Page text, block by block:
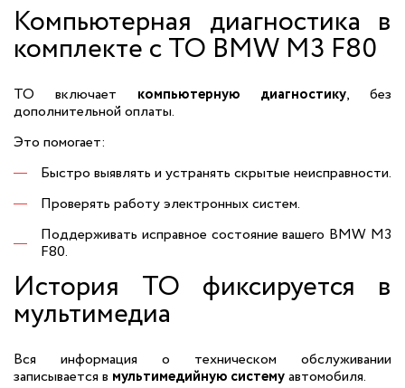
Компьютерная диагностика в
комплекте с ТО BMW M3 F80
ТО включает компьютерную диагностику, без
дополнительной оплаты.
Это помогает:
Быстро выявлять и устранять скрытые неисправности.
Проверять работу электронных систем.
Поддерживать исправное состояние вашего BMW M3
F80.
История ТО фиксируется в
мультимедиа
Вся информация о техническом обслуживании
записывается в мультимедийную системуавтомобиля.